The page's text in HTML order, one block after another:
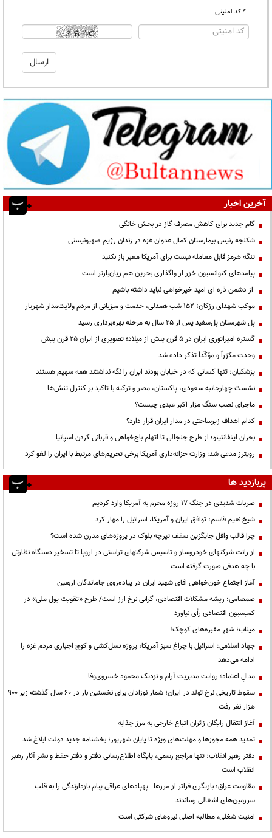
* کد امنیتی
آخرین اخبار
گام جدید برای کاهش مصرف گاز در بخش خانگی
شکنجه رئیس بیمارستان کمال عدوان غزه در زندان رژیم صهیونیستی
تنگه هرمز قابل معامله نیست برای آمریکا معبر باز نکنید
پیامدهای کنوانسیون خزر از واگذاری بحرین هم زیان‌بارتر است
از دشمن ذره ای امید خیرخواهی نباید داشته باشیم
موکب شهدای رزکان؛ ۱۵۲ شب همدلی، خدمت و میزبانی از مردم ولایت‌مدار شهریار
پل شهرستان پل‌سفید پس از ۲۵ سال به مرحله بهره‌برداری رسید
گستره امپراتوری ایران در ۵ قرن پیش از میلاد؛ تصویری از ایران ۲۵ قرن پیش
وحدت مکرّراً و مؤکّداً تذکر داده شد
پزشکیان: تنها کسانی که در خیابان بودند ایران را نگه نداشتند همه سهیم هستند
نشست چهارجانبه سعودی، پاکستان، مصر و ترکیه با تاکید بر کنترل تنش‌ها
ماجرای نصب سنگ مزار اکبر عبدی چیست؟
کدام اهداف زیرساختی در مدار ایران قرار دارد؟
بحران اینفانتینو؛ از طرح جنجالی تا اتهام باج‌خواهی و قربانی کردن اسپانیا
رویترز مدعی شد: وزارت خزانه‌داری آمریکا برخی تحریم‌های مرتبط با ایران را لغو کرد
پربازدید ها
ضربات شدیدی در جنگ ۱۷ روزه محرم به آمریکا وارد کردیم
شیخ نعیم قاسم: توافق ایران و آمریکا، اسرائیل را مهار کرد
چرا قالب وافل جایگزین سقف تیرچه بلوک در پروژه‌های مدرن شده است؟
از رانت‌ شرکتهای خودروساز و تاسیس شرکتهای تراستی در اروپا تا تسخیر دستگاه نظارتی
با چه هدفی صورت گرفته است
آغاز اجتماع خون‌خواهی اقای شهید ایران در پیاده‌روی جاماندگان اربعین
صمصامی: ریشه مشکلات اقتصادی، گرانی نرخ ارز است/ طرح «تقویت پول ملی» در
کمیسیون اقتصادی رأی نیاورد
میناب؛ شهرِ مقبره‌های کوچک!
جهاد اسلامی: اسرائیل با چراغ سبز آمریکا، پروژه نسل‌کشی و کوچ اجباری مردم غزه را
ادامه می‌دهد
مدالِ اعتماد؛ روایت مدیریت آرام و نزدیک محمود خسروی‌وفا
سقوط تاریخی نرخ تولد در ایران؛ شمار نوزادان برای نخستین بار در ۶۰ سال گذشته زیر ۹۰۰
هزار نفر رفت
آغاز انتقال رایگان زائران اتباع خارجی به مرز چذابه
تمدید همه مجوزها و مهلت‌های ویژه تا پایان شهریور؛ بخشنامه جدید دولت ابلاغ شد
دفتر رهبر انقلاب: تنها مراجع رسمی، پایگاه اطلاع‌رسانی دفتر و دفتر حفظ و نشر آثار رهبر
انقلاب است
مقاومت عراق؛ بازیگری فراتر از مرزها | پهپادهای عراقی پیام بازدارندگی را به قلب
سرزمین‌های اشغالی رساندند
‌امنیت شغلی، مطالبه اصلی نیروهای شرکتی است